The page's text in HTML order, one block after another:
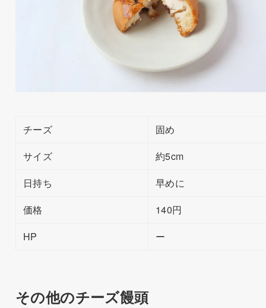
チーズ
固め
サイズ
約5cm
日持ち
早めに
価格
140円
HP
ー
その他のチーズ饅頭